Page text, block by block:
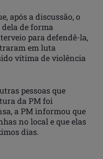
após a discussão, o
de forma
para defendê-la,
em luta
vítima de violência
pessoas que
da PM foi
a PM informou que
no local e que elas
dias.